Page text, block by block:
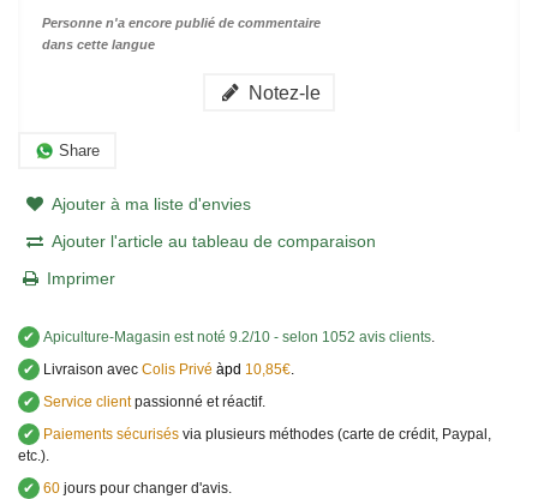
Personne n'a encore publié de commentaire
dans cette langue
Notez-le
Share
Ajouter à ma liste d'envies
Ajouter l'article au tableau de comparaison
Imprimer
✔ Apiculture-Magasin est noté 9.2/10 - selon 1052 avis clients.
✔
Livraison avec Colis Privé àpd 10,85€.
✔ Service clientpassionné et réactif.
✔
Paiements sécurisés via plusieurs méthodes (carte de crédit, Paypal,
etc.).
✔ 60 jours pour changer d'avis.